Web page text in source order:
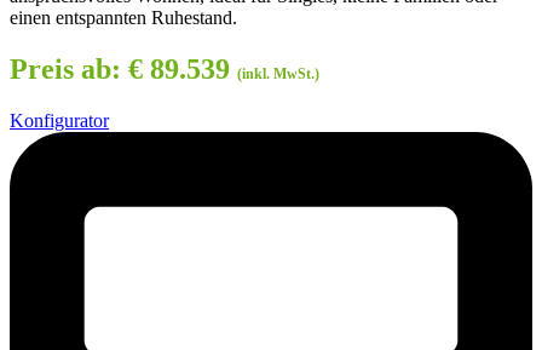
einen entspannten Ruhestand.
Preis ab: € 89.539 (inkl. MwSt.)
Konfigurator